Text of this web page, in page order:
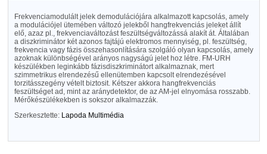
Frekvenciamodulált jelek demodulációjára alkalmazott kapcsolás, amely
a modulációjel ütemében változó jelekből hangfrekvenciás jeleket állít
elő, azaz pl., frekvenciaváltozást feszültségváltozássá alakít át. Általában
a diszkriminátor két azonos fajtájú elektromos mennyiség, pl. feszültség,
frekvencia vagy fázis összehasonlítására szolgáló olyan kapcsolás, amely
azoknak különbségével arányos nagyságú jelet hoz létre. FM-URH
készülékben leginkább fázisdiszkriminátort alkalmaznak, mert
szimmetrikus elrendezésű ellenütemben kapcsolt elrendezésével
torzitásszegény vételt biztosit. Kétszer akkora hangfrekvenciás
feszültséget ad, mint az aránydetektor, de az AM-jel elnyomása rosszabb.
Mérőkészülékekben is sokszor alkalmazzák.
Szerkesztette: Lapoda Multimédia